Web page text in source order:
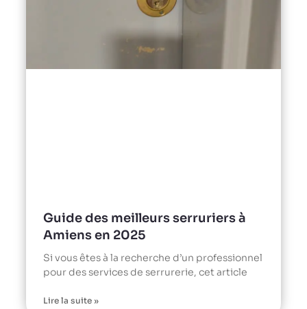
Guide des meilleurs serruriers à
Amiens en 2025
Si vous êtes à la recherche d’un professionnel
pour des services de serrurerie, cet article
Lire la suite »